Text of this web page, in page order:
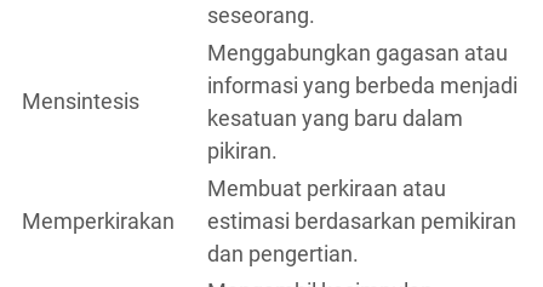
seseorang.
Mensintesis
Menggabungkan gagasan atau
informasi yang berbeda menjadi
kesatuan yang baru dalam
pikiran.
Memperkirakan
Membuat perkiraan atau
estimasi berdasarkan pemikiran
dan pengertian.